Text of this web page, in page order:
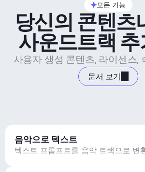
모든 기능
당신의 콘텐츠
사운드트랙
사용자 생성 콘텐츠, 라이센스,
문서 보기
음악으로 텍스트
텍스트 프롬프트를 음악 트랙으로 변